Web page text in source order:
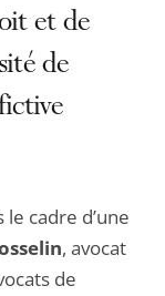
et de
de
cadre d’une
, avocat
de